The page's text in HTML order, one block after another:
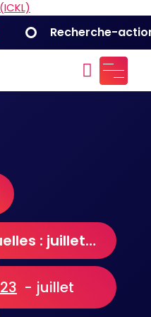
Recherche-
Karl Lévêque
Archives mensuelles : juillet 2023
- juillet